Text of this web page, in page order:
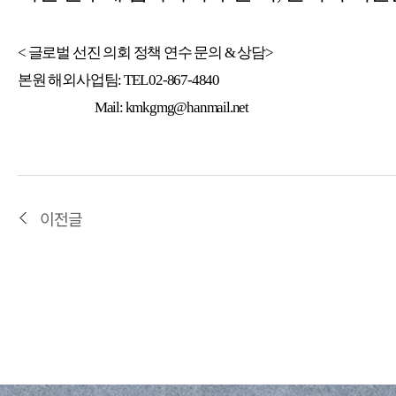
< 글로벌 선진 의회 정책 연수 문의 & 상담>
본원 해외사업팀: TEL 02-867-4840
Mail: kmkgmg@hanmail.net
이전글